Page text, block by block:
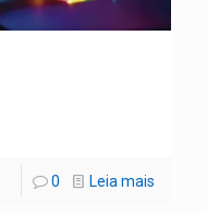
0 Leia mais